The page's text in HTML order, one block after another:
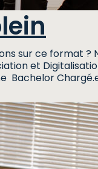
sur ce format ?
et
Bachelor